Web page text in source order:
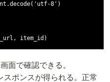
面で確認できる。
ポンスが得られる。 正常